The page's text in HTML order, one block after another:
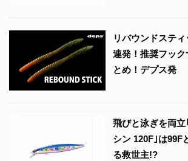
リバウンドステ
連発！推奨フック
とめ！デプス発
飛びと泳ぎを両
シン 120F｣は99F
る救世主!?